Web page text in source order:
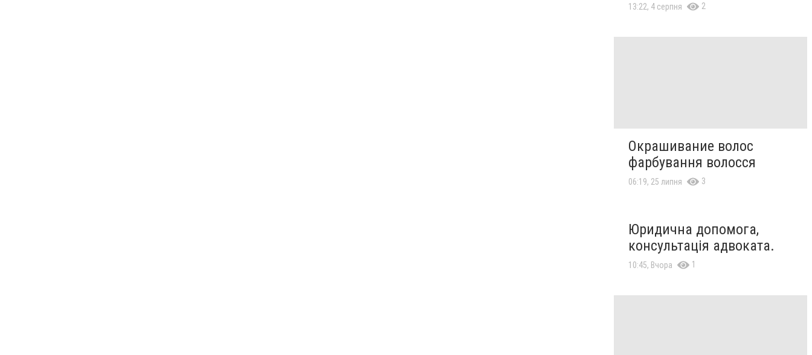
13:22, 4 серпня 2
Окрашивание волос
фарбування волосся
06:19, 25 липня 3
Юридична допомога,
консультація адвоката.
10:45, Вчора 1